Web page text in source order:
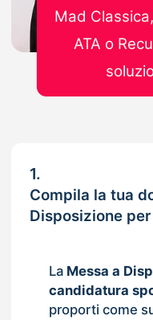
1.
Compila la tua
Disposizione
La Messa a
candidatura
proporti come
Mad
ATA o